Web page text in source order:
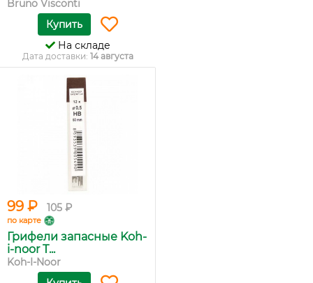
Bruno Visconti
Купить
На складе
Дата доставки: 14 августа
99 ₽ 105 ₽
по карте
Грифели запасные Koh-
i-noor T...
Koh-I-Noor